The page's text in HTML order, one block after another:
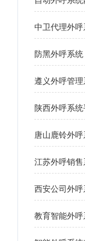
中卫代理外
防黑外呼系统
遵义外呼管
陕西外呼系
唐山鹿铃外
江苏外呼销
西安公司外
教育智能外